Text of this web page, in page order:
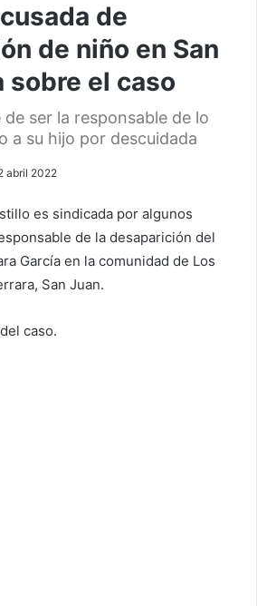
de
de niño en San
sobre el caso
ser la responsable de lo
a su hijo por descuidada
abril 2022
es sindicada por algunos
de la desaparición del
García en la comunidad de Los
San Juan.
caso.